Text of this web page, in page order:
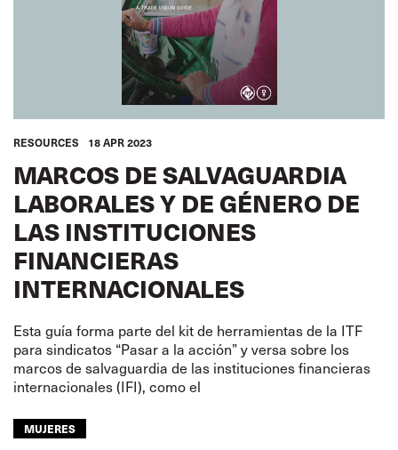
RESOURCES 18 APR 2023
MARCOS DE SALVAGUARDIA
LABORALES Y DE GÉNERO DE
LAS INSTITUCIONES
FINANCIERAS
INTERNACIONALES
Esta guía forma parte del kit de herramientas de la ITF
para sindicatos “Pasar a la acción” y versa sobre los
marcos de salvaguardia de las instituciones financieras
internacionales (IFI), como el
MUJERES